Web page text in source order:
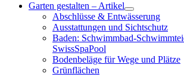
Garten gestalten – Artikel
Abschlüsse & Entwässerung
Ausstattungen und Sichtschutz
Baden: Schwimmbad-
SwissSpaPool
Bodenbeläge für Wege und Plätze
Grünflächen